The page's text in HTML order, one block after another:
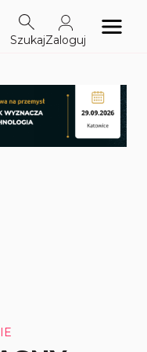
SzukajZaloguj